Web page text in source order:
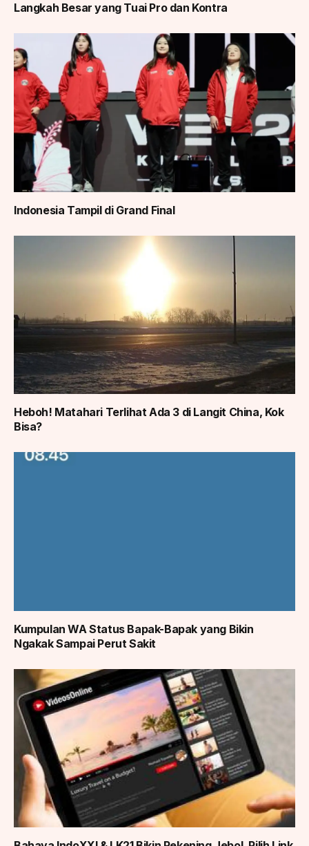
Langkah Besar yang Tuai Pro dan Kontra
Indonesia Tampil di Grand Final
Heboh! Matahari Terlihat Ada 3 di Langit China, Kok
Bisa?
Kumpulan WA Status Bapak-Bapak yang Bikin
Ngakak Sampai Perut Sakit